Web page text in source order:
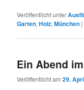
Veröffentlicht unter
Garten,Holz,München |
Ein Abend
Veröffentlicht am29.